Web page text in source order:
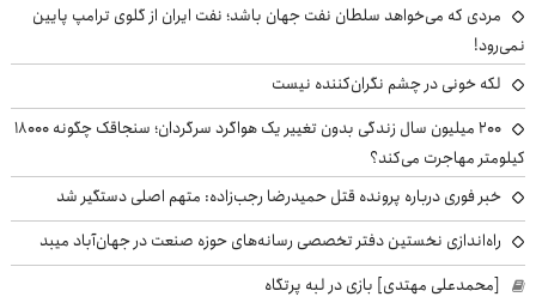
مردی که می‌خواهد سلطان نفت جهان باشد؛ نفت ایران از گلوی ترامپ پایین
نمی‌رود!
لکه خونی در چشم نگران‌کننده نیست
۲۰۰ میلیون سال زندگی بدون تغییر یک هواگرد سرگردان؛ سنجاقک‌ چگونه ۱۸۰۰۰
کیلومتر مهاجرت می‌کند؟
خبر فوری درباره پرونده قتل حمیدرضا رجب‌زاده: متهم اصلی دستگیر شد
راه‌اندازی نخستین دفتر تخصصی رسانه‌های حوزه صنعت در جهان‌آباد میبد
[محمدعلی مهتدی] بازی در لبه پرتگاه